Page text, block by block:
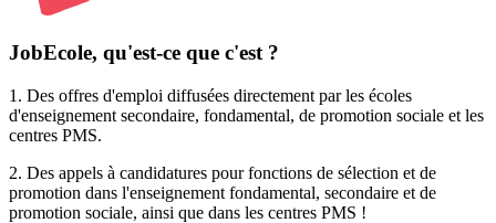
JobEcole, qu'est-ce que c'est ?
1. Des offres d'emploi diffusées directement par les écoles
d'enseignement secondaire, fondamental, de promotion sociale et les
centres PMS.
2. Des appels à candidatures pour fonctions de sélection et de
promotion dans l'enseignement fondamental, secondaire et de
promotion sociale, ainsi que dans les centres PMS !